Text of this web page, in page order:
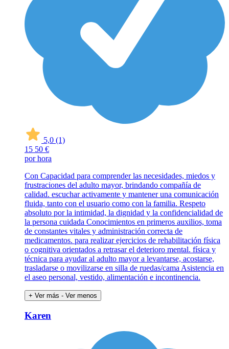
5,0 (1)
15 50 €
por hora
Con Capacidad para comprender las necesidades, miedos y
frustraciones del adulto mayor, brindando compañía de
calidad. escuchar activamente y mantener una comunicación
fluida, tanto con el usuario como con la familia. Respeto
absoluto por la intimidad, la dignidad y la confidencialidad de
la persona cuidada Conocimientos en primeros auxilios, toma
de constantes vitales y administración correcta de
medicamentos. para realizar ejercicios de rehabilitación física
o cognitiva orientados a retrasar el deterioro mental. física y
técnica para ayudar al adulto mayor a levantarse, acostarse,
trasladarse o movilizarse en silla de ruedas/cama Asistencia en
el aseo personal, vestido, alimentación e incontinencia.
+ Ver más - Ver menos
Karen